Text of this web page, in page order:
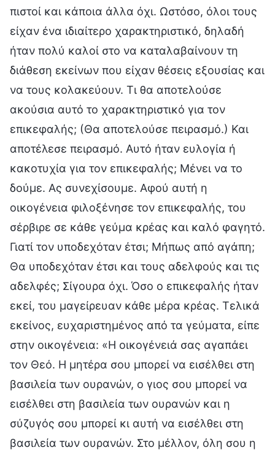
πιστοί και κάποια άλλα όχι. Ωστόσο, όλοι τους
είχαν ένα ιδιαίτερο χαρακτηριστικό, δηλαδή
ήταν πολύ καλοί στο να καταλαβαίνουν τη
διάθεση εκείνων που είχαν θέσεις εξουσίας και
να τους κολακεύουν. Τι θα αποτελούσε
ακούσια αυτό το χαρακτηριστικό για τον
επικεφαλής; (Θα αποτελούσε πειρασμό.) Και
αποτέλεσε πειρασμό. Αυτό ήταν ευλογία ή
κακοτυχία για τον επικεφαλής; Μένει να το
δούμε. Ας συνεχίσουμε. Αφού αυτή η
οικογένεια φιλοξένησε τον επικεφαλής, του
σέρβιρε σε κάθε γεύμα κρέας και καλό φαγητό.
Γιατί τον υποδεχόταν έτσι; Μήπως από αγάπη;
Θα υποδεχόταν έτσι και τους αδελφούς και τις
αδελφές; Σίγουρα όχι. Όσο ο επικεφαλής ήταν
εκεί, του μαγείρευαν κάθε μέρα κρέας. Τελικά
εκείνος, ευχαριστημένος από τα γεύματα, είπε
στην οικογένεια: «Η οικογένειά σας αγαπάει
τον Θεό. Η μητέρα σου μπορεί να εισέλθει στη
βασιλεία των ουρανών, ο γιος σου μπορεί να
εισέλθει στη βασιλεία των ουρανών και η
σύζυγός σου μπορεί κι αυτή να εισέλθει στη
βασιλεία των ουρανών. Στο μέλλον, όλη σου η